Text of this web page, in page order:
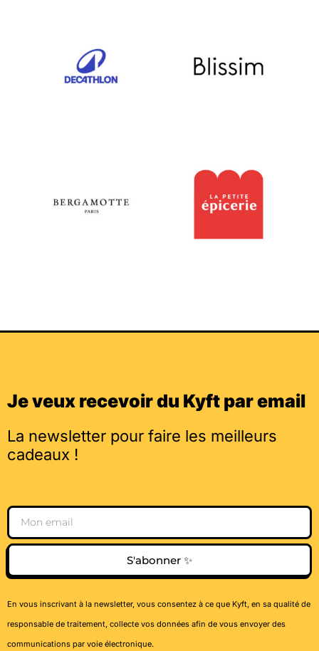
Je veux recevoir du Kyft par email
La newsletter pour faire les meilleurs
cadeaux !
Email
S'abonner ✨
En vous inscrivant à la newsletter, vous consentez à ce que Kyft, en sa qualité de
responsable de traitement, collecte vos données afin de vous envoyer des
communications par voie électronique.